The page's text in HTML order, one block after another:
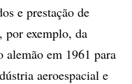
e prestação de
por exemplo, da
em 1961 para
aeroespacial e